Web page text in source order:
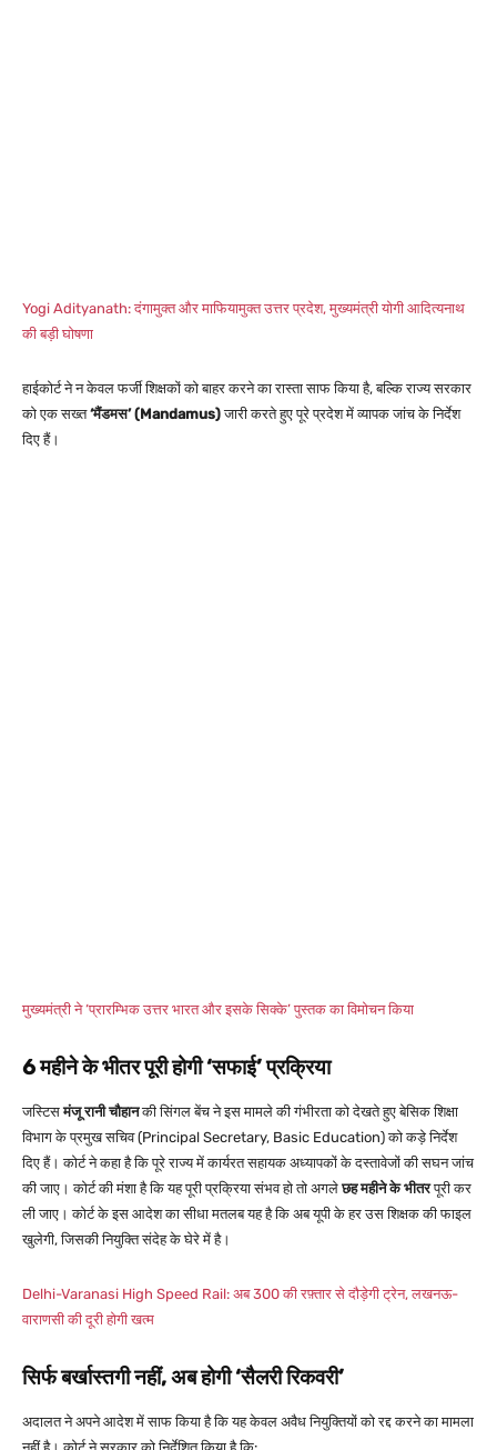
Yogi Adityanath: दंगामुक्त और माफियामुक्त उत्तर प्रदेश, मुख्यमंत्री योगी आदित्यनाथ
की बड़ी घोषणा
हाईकोर्ट ने न केवल फर्जी शिक्षकों को बाहर करने का रास्ता साफ किया है, बल्कि राज्य सरकार
को एक सख्त‘मैंडमस’ (Mandamus)जारी करते हुए पूरे प्रदेश में व्यापक जांच के निर्देश
दिए हैं।
मुख्यमंत्री ने ‘प्रारम्भिक उत्तर भारत और इसके सिक्के’ पुस्तक का विमोचन किया
6 महीने के भीतर पूरी होगी ‘सफाई’ प्रक्रिया
जस्टिसमंजू रानी चौहानकी सिंगल बेंच ने इस मामले की गंभीरता को देखते हुए बेसिक शिक्षा
विभाग के प्रमुख सचिव (Principal Secretary, Basic Education) को कड़े निर्देश
दिए हैं। कोर्ट ने कहा है कि पूरे राज्य में कार्यरत सहायक अध्यापकों के दस्तावेजों की सघन जांच
की जाए। कोर्ट की मंशा है कि यह पूरी प्रक्रिया संभव हो तो अगलेछह महीने के भीतरपूरी कर
ली जाए।कोर्ट के इस आदेश का सीधा मतलब यह है कि अब यूपी के हर उस शिक्षक की फाइल
खुलेगी, जिसकी नियुक्ति संदेह के घेरे में है।
Delhi-Varanasi High Speed Rail: अब 300 की रफ़्तार से दौड़ेगी ट्रेन, लखनऊ-
वाराणसी की दूरी होगी खत्म
सिर्फ बर्खास्तगी नहीं, अब होगी ‘सैलरी रिकवरी’
अदालत ने अपने आदेश में साफ किया है कि यह केवल अवैध नियुक्तियों को रद्द करने का मामला